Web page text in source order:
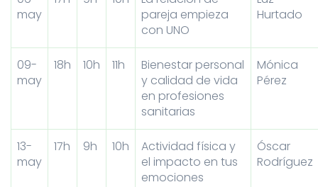
may
pareja empieza
con UNO
Hurtado
09-
may
18h 10h 11h
Bienestar personal
y calidad de vida
en profesiones
sanitarias
Mónica
Pérez
13-
may
17h 9h 10h
Actividad física y
el impacto en tus
emociones
Óscar
Rodríguez